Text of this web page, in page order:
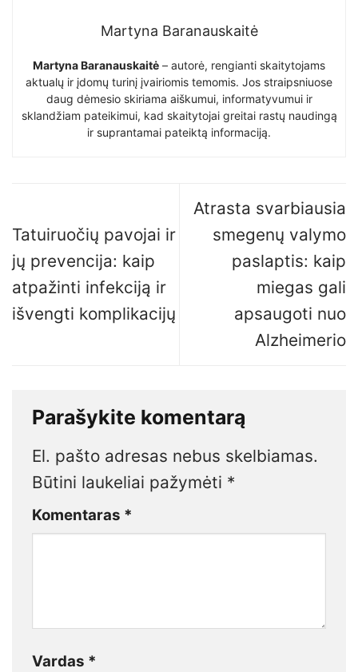
Martyna Baranauskaitė
Martyna Baranauskaitė – autorė, rengianti skaitytojams
aktualų ir įdomų turinį įvairiomis temomis. Jos straipsniuose
daug dėmesio skiriama aiškumui, informatyvumui ir
sklandžiam pateikimui, kad skaitytojai greitai rastų naudingą
ir suprantamai pateiktą informaciją.
Tatuiruočių pavojai ir
jų prevencija: kaip
atpažinti infekciją ir
išvengti komplikacijų
Atrasta svarbiausia
smegenų valymo
paslaptis: kaip
miegas gali
apsaugoti nuo
Alzheimerio
Parašykite komentarą
El. pašto adresas nebus skelbiamas.
Būtini laukeliai pažymėti *
Komentaras *
Vardas *